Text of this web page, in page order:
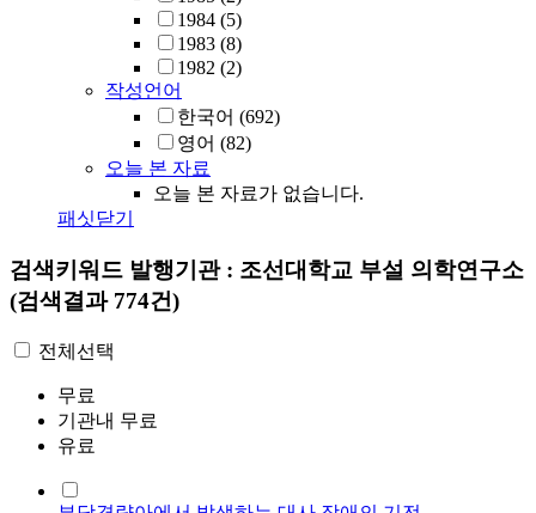
1984 (5)
1983 (8)
1982 (2)
작성언어
한국어 (692)
영어 (82)
오늘 본 자료
오늘 본 자료가 없습니다.
패싯닫기
검색키워드 발행기관 : 조선대학교 부설 의학연구소
(검색결과 774건)
전체선택
무료
기관내 무료
유료